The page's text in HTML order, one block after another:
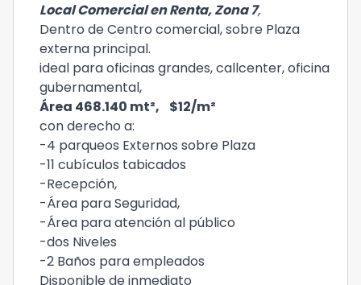
Local Comercial en Renta, Zona 7,
Dentro de Centro comercial, sobre Plaza
externa principal.
ideal para oficinas grandes, callcenter, oficina
gubernamental,
Área 468.140 mt², $12/m²
con derecho a:
-4 parqueos Externos sobre Plaza
-11 cubículos tabicados
-Recepción,
-Área para Seguridad,
-Área para atención al público
-dos Niveles
-2 Baños para empleados
Disponible de inmediato